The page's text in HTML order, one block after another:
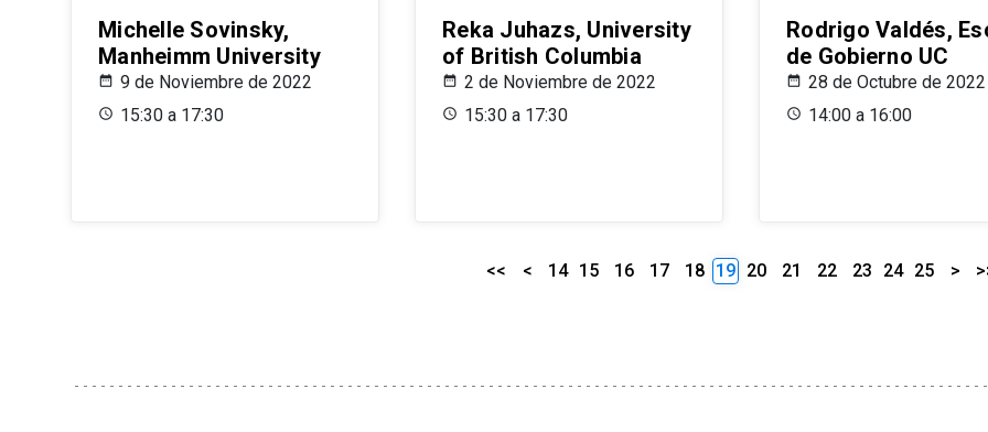
Michelle Sovinsky,
Manheimm University
9 de Noviembre de 2022
15:30 a 17:30
Reka Juhazs, University
of British Columbia
2 de Noviembre de 2022
15:30 a 17:30
Rodrigo Valdés,
de Gobierno UC
28 de Octubre de 2022
14:00 a 16:00
<< < 14 15 16 17 18 19 20 21 22 23 24 25 >